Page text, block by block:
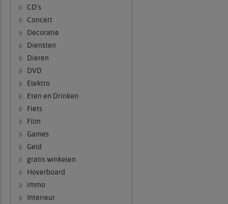
CD's
Concert
Decoratie
Diensten
Dieren
DVD
Elektro
Eten en Drinken
Fiets
Film
Games
Geld
gratis winkelen
Hoverboard
immo
Interieur